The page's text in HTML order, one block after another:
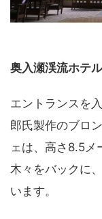
奥入瀬渓流ホテル
エントランスを
郎氏製作のブロ
ェは、高さ8.5メ
木々をバックに
います。